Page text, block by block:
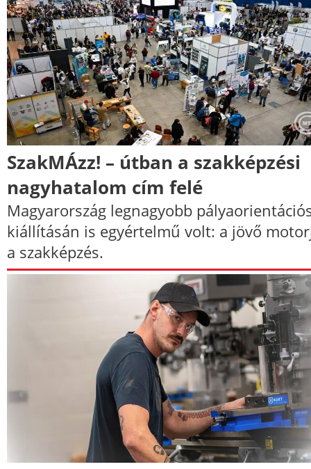
SzakMÁzz! – útban a szakképzési
nagyhatalom cím felé
Magyarország legnagyobb
kiállításán is egyértelmű volt: a jövő
a szakképzés.